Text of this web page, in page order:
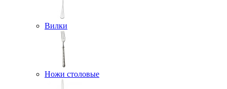
Вилки
Ножи столовые